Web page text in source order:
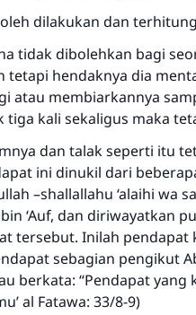
dilakukan dan
tidak dibolehkan bagi
tetapi hendaknya dia
atau membiarkannya
tiga kali sekaligus maka
dan talak seperti itu
ini dinukil dari
–shallallahu ‘alaihi wa
‘Auf, dan diriwayatkan
tersebut. Inilah pendapat
sebagian pengikut
berkata: “Pendapat
al Fatawa: 33/8-9)
"Siapa yang menunjukkan
mendapatkan pahala